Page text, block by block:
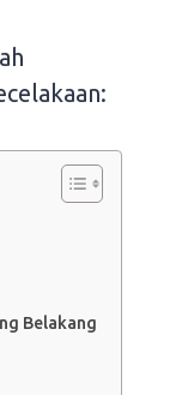
Belakang